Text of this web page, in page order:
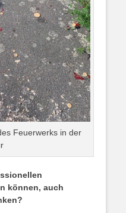
Feuerwerks in der
können, auch